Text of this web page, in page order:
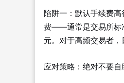
陷阱一：默认手续费
费——通常是交易所标
元。对于高频交易者，
应对策略：绝对不要